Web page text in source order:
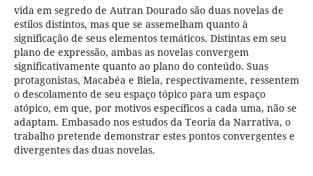
vida em segredo de Autran Dourado são duas novelas de
estilos distintos, mas que se assemelham quanto à
significação de seus elementos temáticos. Distintas em seu
plano de expressão, ambas as novelas convergem
significativamente quanto ao plano do conteúdo. Suas
protagonistas, Macabéa e Biela, respectivamente, ressentem
o descolamento de seu espaço tópico para um espaço
atópico, em que, por motivos específicos a cada uma, não se
adaptam. Embasado nos estudos da Teoria da Narrativa, o
trabalho pretende demonstrar estes pontos convergentes e
divergentes das duas novelas.